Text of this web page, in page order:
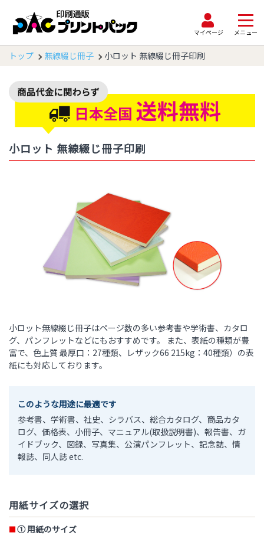
マイページ メニュー
トップ 無線綴じ冊子 小ロット 無線綴じ冊子印刷
小ロット 無線綴じ冊子印刷
小ロット無線綴じ冊子はページ数の多い参考書や学術書、カタロ
グ、パンフレットなどにもおすすめです。 また、表紙の種類が豊
富で、色上質 最厚口：27種類、レザック66 215kg：40種類）の表
紙にも対応しております。
このような用途に最適です
参考書、学術書、社史、シラバス、総合カタログ、商品カタ
ログ、価格表、小冊子、マニュアル(取扱説明書)、報告書、ガ
イドブック、図録、写真集、公演パンフレット、記念誌、情
報誌、同人誌 etc.
用紙サイズの選択
① 用紙のサイズ